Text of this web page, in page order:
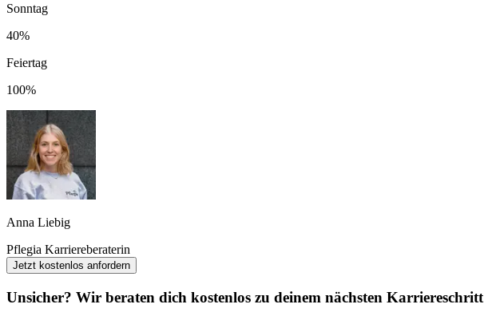
Sonntag
40%
Feiertag
100%
Anna Liebig
Pflegia Karriereberaterin
Jetzt kostenlos anfordern
Unsicher? Wir beraten dich kostenlos zu deinem nächsten Karriereschritt